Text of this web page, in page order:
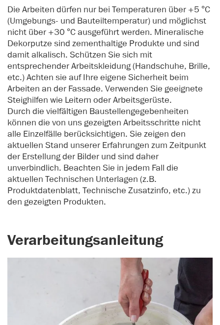
Die Arbeiten dürfen nur bei Temperaturen über +5 °C
(Umgebungs- und Bauteiltemperatur) und möglichst
nicht über +30 °C ausgeführt werden. Mineralische
Dekorputze sind zementhaltige Produkte und sind
damit alkalisch. Schützen Sie sich mit
entsprechender Arbeitskleidung (Handschuhe, Brille,
etc.) Achten sie auf Ihre eigene Sicherheit beim
Arbeiten an der Fassade. Verwenden Sie geeignete
Steighilfen wie Leitern oder Arbeitsgerüste.
Durch die vielfältigen Baustellengegebenheiten
können die von uns gezeigten Arbeitsschritte nicht
alle Einzelfälle berücksichtigen. Sie zeigen den
aktuellen Stand unserer Erfahrungen zum Zeitpunkt
der Erstellung der Bilder und sind daher
unverbindlich. Beachten Sie in jedem Fall die
aktuellen Technischen Unterlagen (z.B.
Produktdatenblatt, Technische Zusatzinfo, etc.) zu
den gezeigten Produkten.
Verarbeitungsanleitung